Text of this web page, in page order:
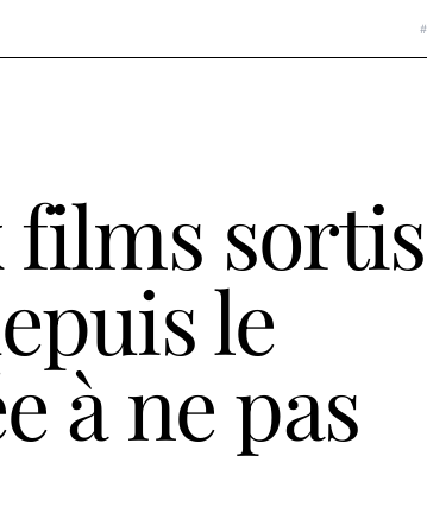
#
films sortis
le
à ne pas